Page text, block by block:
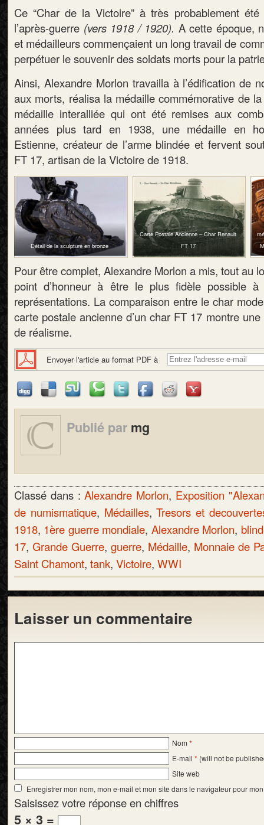
Ce “Char de la Victoire” à très probablement
l’après-guerre (vers 1918 / 1920). A cette époque,
et médailleurs commençaient un long travail de
perpétuer le souvenir des soldats morts pour la
Ainsi, Alexandre Morlon travailla à l’édification de
aux morts, réalisa la médaille commémorative de
médaille interalliée qui ont été remises aux
années plus tard en 1938, une médaille en
Estienne, créateur de l’arme blindée et fervent
FT 17, artisan de la Victoire de 1918.
Détail de la sculpture en bronze
Carte Postale Ancienne – Char Renault
FT 17
Pour être complet, Alexandre Morlon a mis, tout au
point d’honneur à être le plus fidèle possible
représentations. La comparaison entre le char
carte postale ancienne d’un char FT 17 montre
de réalisme.
Envoyer l'article au format PDF à
Publié par mg
Classé dans :Alexandre Morlon, Exposition
de numismatique, Médailles,Tresors et
1918, 1ère guerre mondiale, Alexandre Morlon,
17, Grande Guerre, guerre, Médaille, Monnaie de
Saint Chamont, tank, Victoire, WWI
Laisser un commentaire
Nom *
E-mail * (will not be
Site web
Enregistrer mon nom, mon e-mail et mon site dans le navigateur pour
Saisissez votre réponse en chiffres
5 × 3 =